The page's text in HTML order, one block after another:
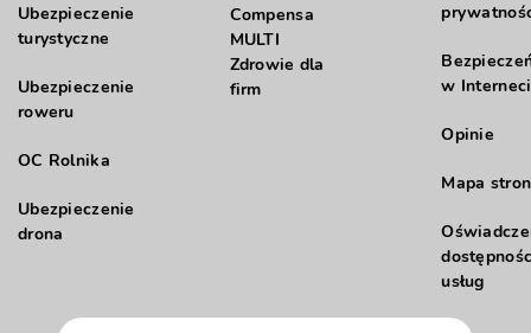
Ubezpieczenie
turystyczne
Ubezpieczenie
roweru
OC Rolnika
Ubezpieczenie
drona
Compensa
MULTI
Zdrowie dla
firm
w
Opinie
Mapa
usług